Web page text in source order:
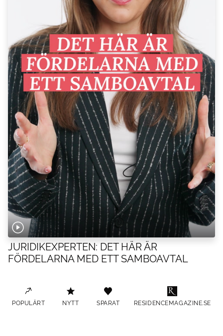
JURIDIKEXPERTEN: DET HÄR ÄR
FÖRDELARNA MED ETT SAMBOAVTAL
POPULÄRT NYTT SPARAT RESIDENCEMAGAZINE.SE